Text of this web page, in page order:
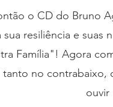
o CD do Bruno
resiliência e
Família"! Agora
no contrabaixo,
ouvir